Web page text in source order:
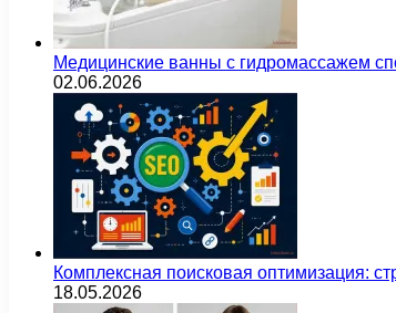
Медицинские ванны с гидромассажем
02.06.2026
Комплексная поисковая оптимизация:
18.05.2026